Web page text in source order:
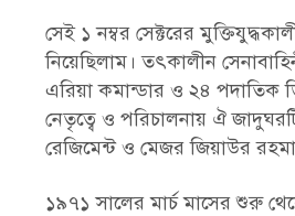
সেই ১ নম্বর সেক্টরের
নিয়েছিলাম। তৎকালীন
এরিয়া কমান্ডার ও ২৪ পদাতিক
নেতৃত্বে ও পরিচালনায় ঐ
রেজিমেন্ট ও মেজর জিয়াউর
১৯৭১ সালের মার্চ মাসের শুরু